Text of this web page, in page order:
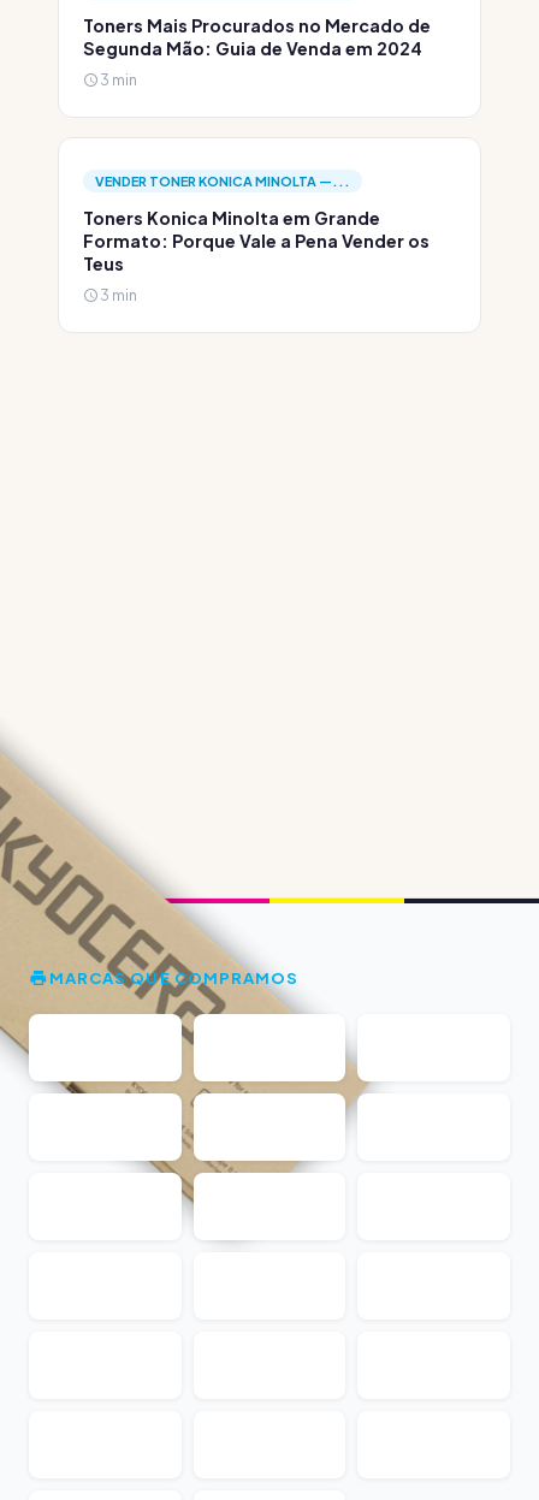
Toners Mais Procurados no Mercado de
Segunda Mão: Guia de Venda em 2024
3 min
VENDER TONER KONICA MINOLTA —...
Toners Konica Minolta em Grande
Formato: Porque Vale a Pena Vender os
Teus
3 min
MARCAS QUE COMPRAMOS